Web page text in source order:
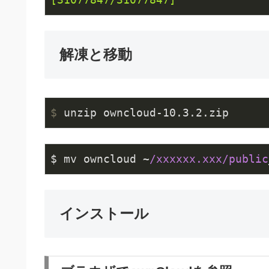
解凍と移動
$ unzip owncloud-10.3.2.zip
$ mv owncloud ~/xxxxxx.xxx/public
インストール